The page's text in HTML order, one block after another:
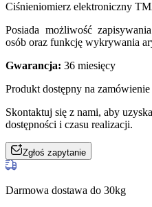
Ciśnieniomierz elektroniczny
Posiada możliwość
osób oraz funkcję wykrywania
Gwarancja: 36 miesięcy
Produkt dostępny na zamówienie
Skontaktuj się z nami, aby
dostępności i czasu realizacji.
Zgłoś zapytanie
Darmowa dostawa do 30kg